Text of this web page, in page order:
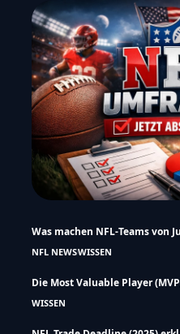
Was machen NFL-Teams von
NFL NEWSWISSEN
Die Most Valuable Player
WISSEN